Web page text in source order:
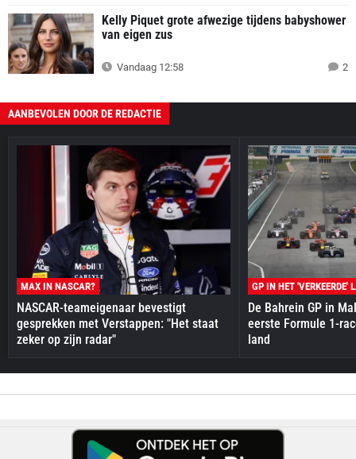
Kelly Piquet grote afwezige tijdens babyshower
van eigen zus
Vandaag 12:58 2
AANBEVOLEN DOOR DE REDACTIE
MAX IN NASCAR?
NASCAR-teameigenaar bevestigt
gesprekken met Verstappen: "Het staat
zeker op zijn radar"
GP IN HET 'VERKEERDE'
De Bahrein GP in
eerste Formule 1-
land